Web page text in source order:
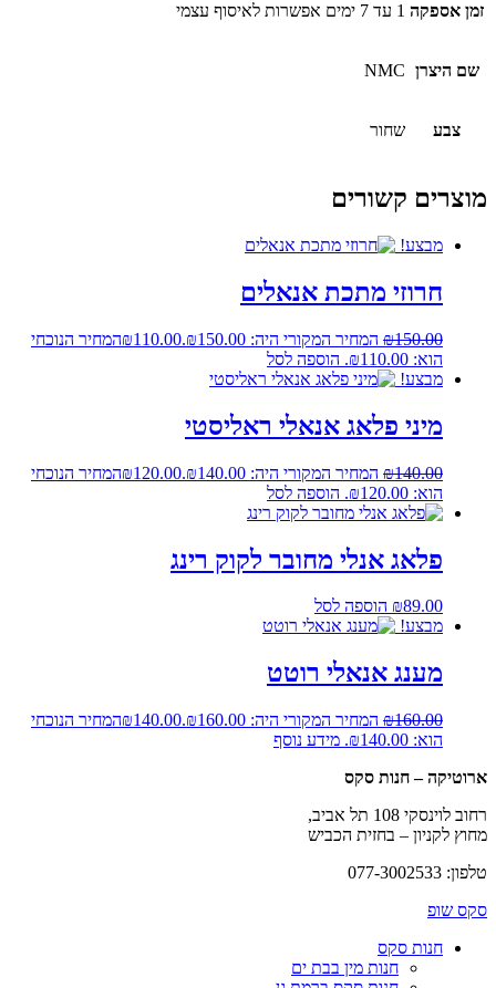
זמן אספקה 1 עד 7 ימים אפשרות לאיסוף עצמי
שם היצרן NMC
צבע שחור
מוצרים קשורים
מבצע!
חרוזי מתכת אנאלים
₪150.00 המחיר המקורי היה: ₪150.00. ₪110.00
המחיר הנוכחי
הוא: ₪110.00.
הוספה לסל
מבצע!
מיני פלאג אנאלי ראליסטי
₪140.00 המחיר המקורי היה: ₪140.00. ₪120.00
המחיר הנוכחי
הוא: ₪120.00.
הוספה לסל
פלאג אנלי מחובר לקוק רינג
₪89.00
הוספה לסל
מבצע!
מענג אנאלי רוטט
₪160.00 המחיר המקורי היה: ₪160.00. ₪140.00
המחיר הנוכחי
הוא: ₪140.00.
מידע נוסף
ארוטיקה – חנות סקס
רחוב לוינסקי 108 תל אביב,
מחוץ לקניון – בחזית הכביש
טלפון: 077-3002533
סקס שופ
חנות סקס
חנות מין בבת ים